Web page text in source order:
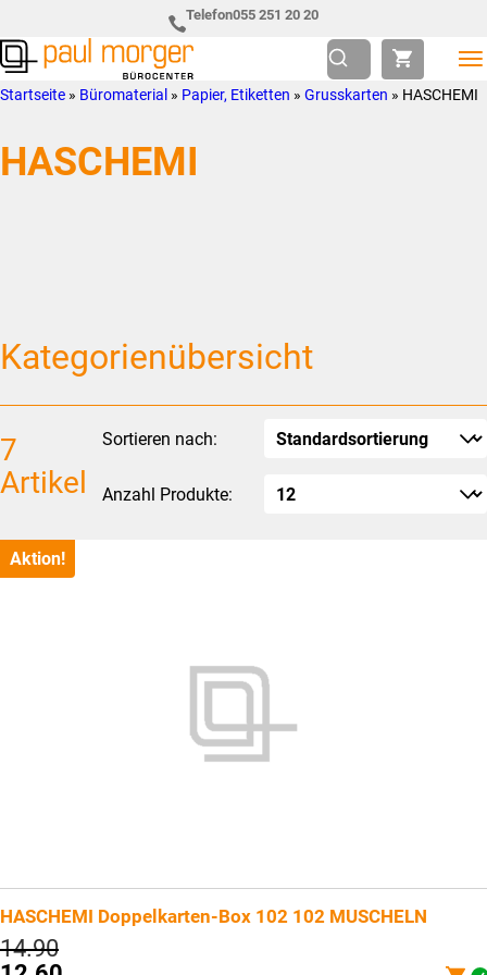
Hauptnavigation
springen
to
main
Telefon055 251 20 20
Paul
AG
Bürocenter
so
wie
Sie
Startseite » Büromaterial » Papier, Etiketten » Grusskarten » HASCHEMI
HASCHEMI
Kategorienübersicht
7
Artikel
Sortieren nach:
Anzahl Produkte:
Aktion!
HASCHEMI Doppelkarten-Box 102 102 MUSCHELN
14.90Ursprünglicher
Preis